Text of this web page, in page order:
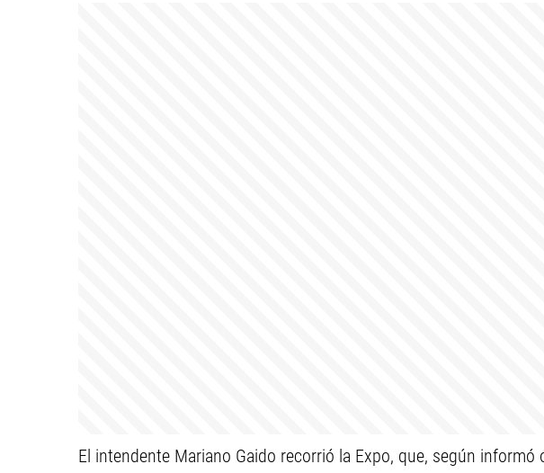
El intendente Mariano Gaido recorrió la Expo, que, según